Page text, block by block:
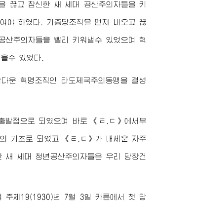
끊고 참신한 새 세대 공산주의자들을 키
야 하였다. 기층당조직을 먼저 내오고 끊
산주의자들을 빨리 키워낼수 있었으며 혁
수 있었다.
혁명조직인 타도제국주의동맹을 결성
발점으로 되였으며 바로 《ㅌ.ㄷ》에서부
기초로 되였고 《ㅌ.ㄷ》가 내세운 자주
세대 청년공산주의자들은 우리 당창건
주체19(1930)년 7월 3일 카륜에서 첫 당